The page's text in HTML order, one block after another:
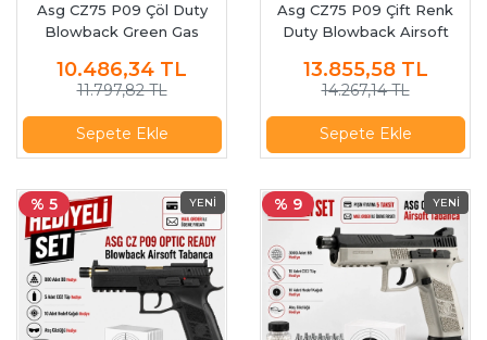
Asg CZ75 P09 Çöl Duty
Blowback Green Gas
10.486,34 TL
11.797,82 TL
Sepete Ekle
Asg CZ75 P09 Çift Renk
Duty Blowback Airsoft
13.855,58 TL
14.267,14 TL
Sepete Ekle
% 5 % 9